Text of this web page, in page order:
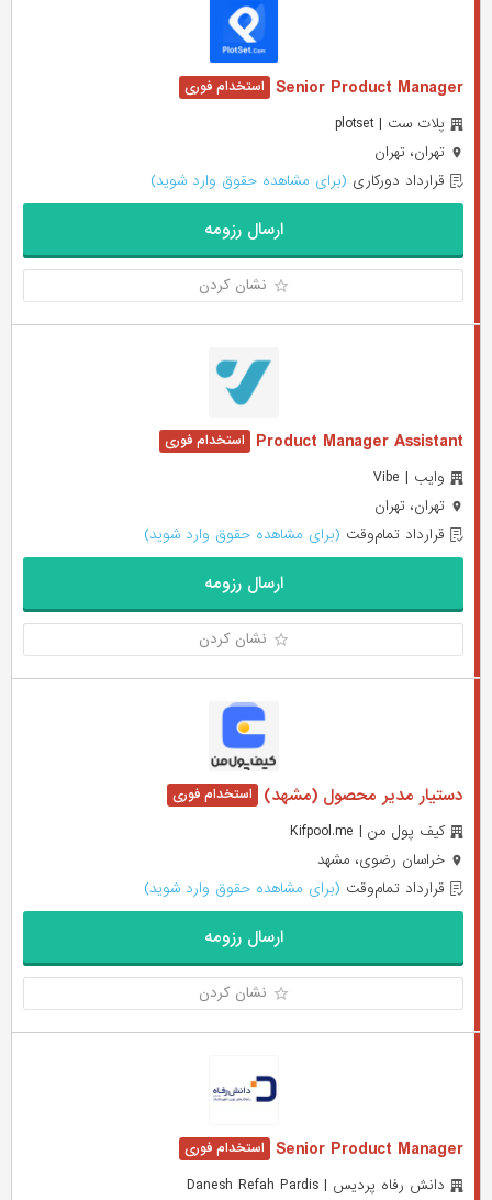
Senior Product Manager
پلات ست | plotset
تهران، تهران
قرارداد دورکاری (برای مشاهده حقوق وارد شوید)
ارسال رزومه
نشان کردن
Product Manager Assistant
وایب | Vibe
تهران، تهران
قرارداد تمام‌وقت (برای مشاهده حقوق وارد شوید)
ارسال رزومه
نشان کردن
دستیار مدیر محصول (مشهد)
کیف پول من | Kifpool.me
خراسان رضوی، مشهد
قرارداد تمام‌وقت (برای مشاهده حقوق وارد شوید)
ارسال رزومه
نشان کردن
Senior Product Manager
دانش رفاه پردیس | Danesh Refah Pardis